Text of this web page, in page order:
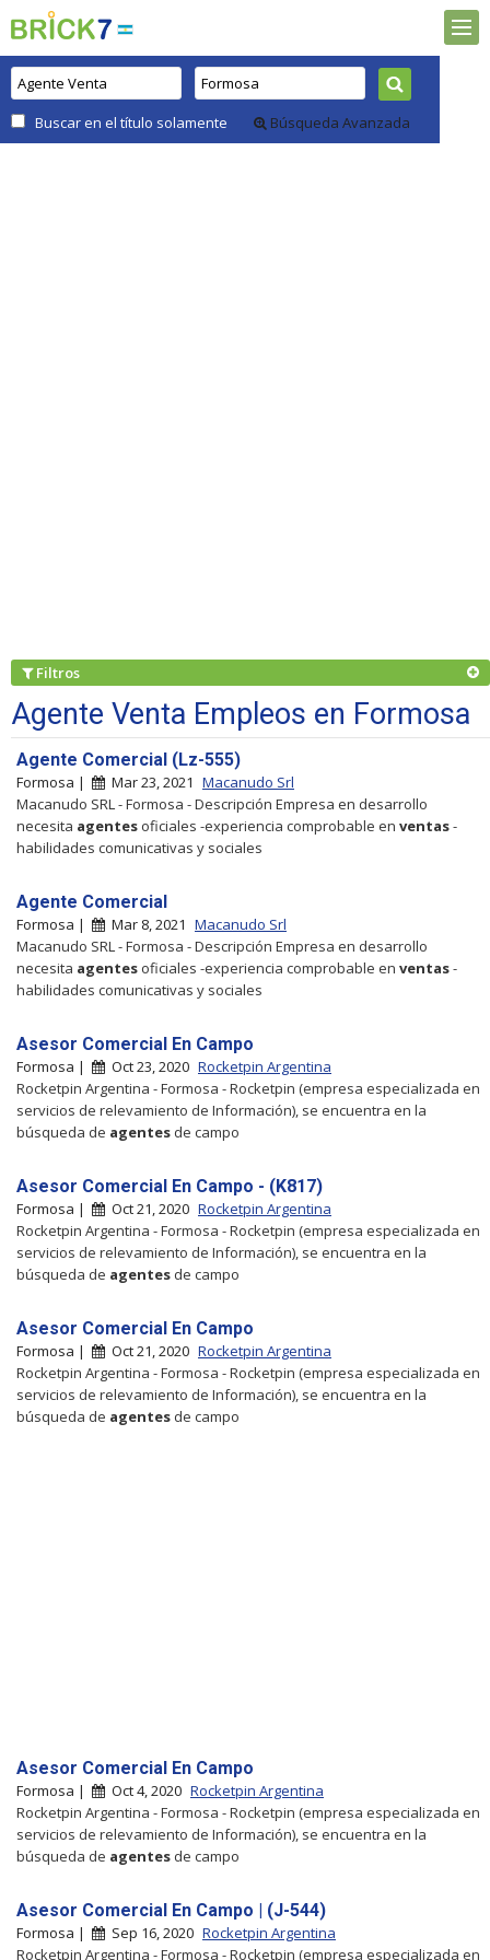
Buscar en el título solamente Búsqueda Avanzada
Filtros
Agente Venta Empleos en Formosa
Agente Comercial (Lz-555)
Formosa | Mar 23, 2021 Macanudo Srl
Macanudo SRL - Formosa - Descripción Empresa en desarrollo
necesita agentes oficiales -experiencia comprobable en ventas-
habilidades comunicativas y sociales
Agente Comercial
Formosa | Mar 8, 2021 Macanudo Srl
Macanudo SRL - Formosa - Descripción Empresa en desarrollo
necesita agentes oficiales -experiencia comprobable en ventas-
habilidades comunicativas y sociales
Asesor Comercial En Campo
Formosa | Oct 23, 2020 Rocketpin Argentina
Rocketpin Argentina - Formosa - Rocketpin (empresa especializada en
servicios de relevamiento de Información), se encuentra en la
búsqueda de agentes de campo
Asesor Comercial En Campo - (K817)
Formosa | Oct 21, 2020 Rocketpin Argentina
Rocketpin Argentina - Formosa - Rocketpin (empresa especializada en
servicios de relevamiento de Información), se encuentra en la
búsqueda de agentes de campo
Asesor Comercial En Campo
Formosa | Oct 21, 2020 Rocketpin Argentina
Rocketpin Argentina - Formosa - Rocketpin (empresa especializada en
servicios de relevamiento de Información), se encuentra en la
búsqueda de agentes de campo
Asesor Comercial En Campo
Formosa | Oct 4, 2020 Rocketpin Argentina
Rocketpin Argentina - Formosa - Rocketpin (empresa especializada en
servicios de relevamiento de Información), se encuentra en la
búsqueda de agentes de campo
Asesor Comercial En Campo | (J-544)
Formosa | Sep 16, 2020 Rocketpin Argentina
Rocketpin Argentina - Formosa - Rocketpin (empresa especializada en